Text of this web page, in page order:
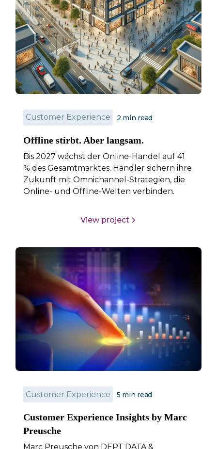
Customer Experience 2 min read
Offline stirbt. Aber langsam.
Bis 2027 wächst der Online-Handel auf 41
% des Gesamtmarktes. Händler sichern ihre
Zukunft mit Omnichannel-Strategien, die
Online- und Offline-Welten verbinden.
View project
Customer Experience 5 min read
Customer Experience Insights by Marc
Preusche
Marc Preusche von DEPT DATA &